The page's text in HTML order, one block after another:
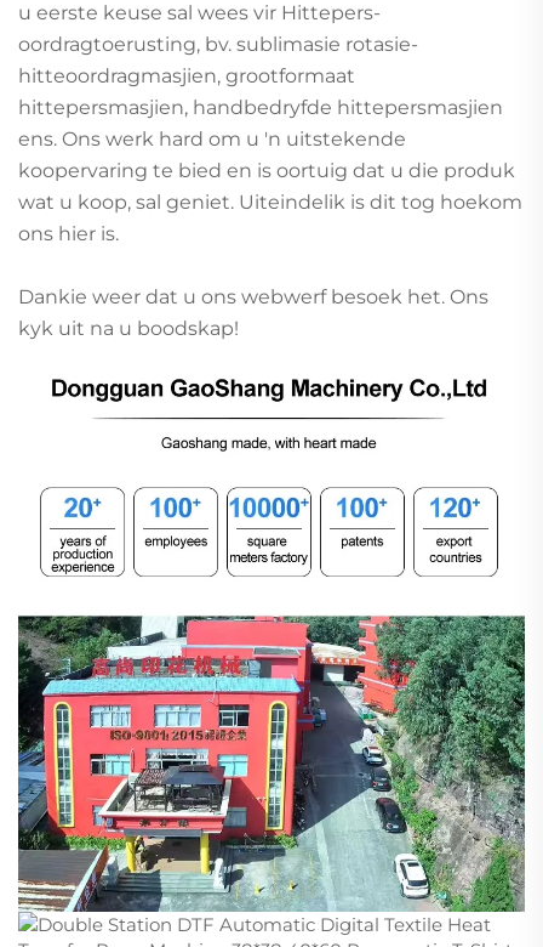
u eerste keuse sal wees vir Hittepers-
oordragtoerusting, bv. sublimasie rotasie-
hitteoordragmasjien, grootformaat
hittepersmasjien, handbedryfde hittepersmasjien
ens. Ons werk hard om u 'n uitstekende
koopervaring te bied en is oortuig dat u die produk
wat u koop, sal geniet. Uiteindelik is dit tog hoekom
ons hier is.
Dankie weer dat u ons webwerf besoek het. Ons
kyk uit na u boodskap!